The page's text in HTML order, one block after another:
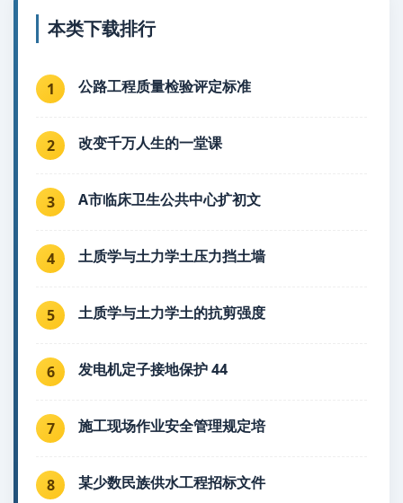
本类下载排行
1 公路工程质量检验评定标准
2 改变千万人生的一堂课
3 A市临床卫生公共中心扩初文
4 土质学与土力学土压力挡土墙
5 土质学与土力学土的抗剪强度
6 发电机定子接地保护 44
7 施工现场作业安全管理规定培
8 某少数民族供水工程招标文件